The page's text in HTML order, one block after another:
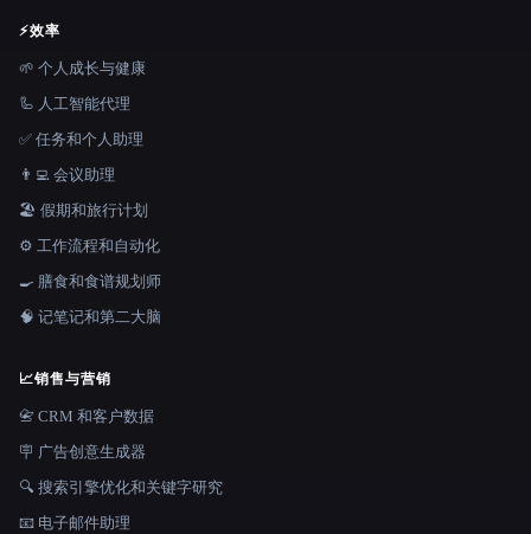
⚡效率
🌱 个人成长与健康
🦾 人工智能代理
✅ 任务和个人助理
👨‍💻 会议助理
🏖 假期和旅行计划
⚙️ 工作流程和自动化
🍳 膳食和食谱规划师
🧠 记笔记和第二大脑
📈销售与营销
📇 CRM 和客户数据
🪧 广告创意生成器
🔍 搜索引擎优化和关键字研究
📧 电子邮件助理